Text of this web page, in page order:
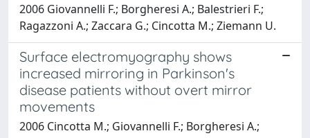
2006 Giovannelli F.; Borgheresi A.; Balestrieri F.;
Ragazzoni A.; Zaccara G.; Cincotta M.; Ziemann U.
Surface electromyography shows
increased mirroring in Parkinson's
disease patients without overt mirror
movements
2006 Cincotta M.; Giovannelli F.; Borgheresi A.;